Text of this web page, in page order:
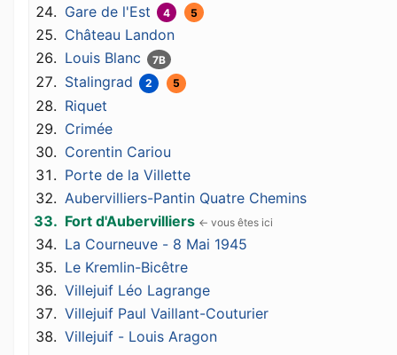
Gare de l'Est
4 5
Château Landon
Louis Blanc
7B
Stalingrad 2 5
Riquet
Crimée
Corentin Cariou
Porte de la Villette
Aubervilliers-Pantin Quatre Chemins
Fort d'Aubervilliers
La Courneuve - 8 Mai 1945
Le Kremlin-Bicêtre
Villejuif Léo Lagrange
Villejuif Paul Vaillant-Couturier
Villejuif - Louis Aragon